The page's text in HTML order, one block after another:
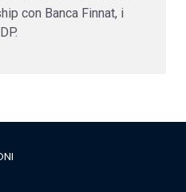
con Banca Finnat, i